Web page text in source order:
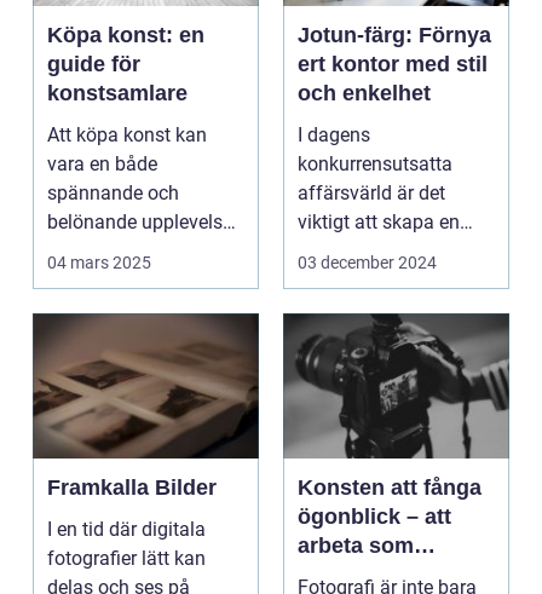
Köpa konst: en
guide för
konstsamlare
Att köpa konst kan
vara en både
spännande och
belönande upplevelse.
Det handlar...
04 mars 2025
Jotun-färg: Förnya
ert kontor med stil
och enkelhet
I dagens
konkurrensutsatta
affärsvärld är det
viktigt att skapa en
arbetsmiljö s...
03 december 2024
Framkalla Bilder
I en tid där digitala
fotografier lätt kan
delas och ses på
Konsten att fånga
ögonblick – att
arbeta som
fotograf i
Fotografi är inte bara